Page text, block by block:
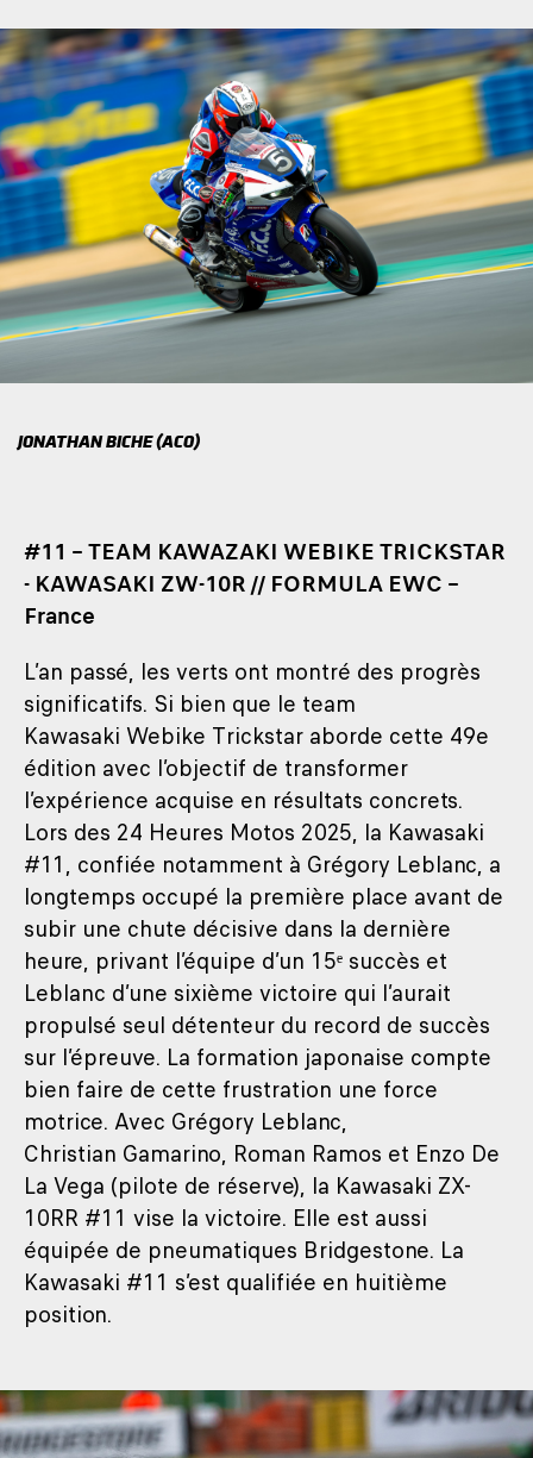
JONATHAN BICHE (ACO)
#11 – TEAM KAWAZAKI WEBIKE TRICKSTAR
- KAWASAKI ZW-10R // FORMULA EWC –
France
L’an passé, les verts ont montré des progrès
significatifs. Si bien que le team
Kawasaki Webike Trickstar aborde cette 49e
édition avec l’objectif de transformer
l’expérience acquise en résultats concrets.
Lors des 24 Heures Motos 2025, la Kawasaki
#11, confiée notamment à Grégory Leblanc, a
longtemps occupé la première place avant de
subir une chute décisive dans la dernière
heure, privant l’équipe d’un 15ᵉ succès et
Leblanc d’une sixième victoire qui l’aurait
propulsé seul détenteur du record de succès
sur l’épreuve. La formation japonaise compte
bien faire de cette frustration une force
motrice. Avec Grégory Leblanc,
Christian Gamarino, Roman Ramos et Enzo De
La Vega (pilote de réserve), la Kawasaki ZX-
10RR #11 vise la victoire. Elle est aussi
équipée de pneumatiques Bridgestone. La
Kawasaki #11 s’est qualifiée en huitième
position.